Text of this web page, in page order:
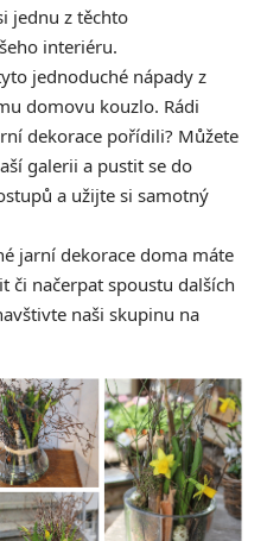
jednu z těchto
interiéru.
jednoduché nápady z
domovu kouzlo. Rádi
dekorace pořídili? Můžete
galerii a pustit se do
a užijte si samotný
jarní dekorace doma máte
či načerpat spoustu dalších
naši skupinu na